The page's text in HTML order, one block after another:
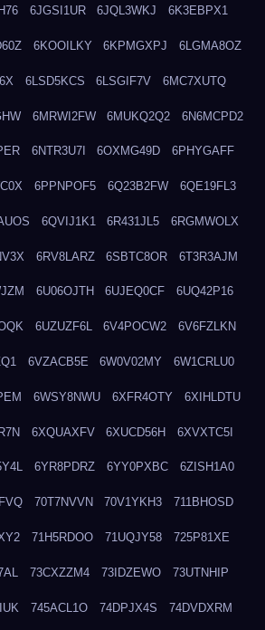
6JGSI1UR 6JQL3WKJ 6K3EBPX1
6KOOILKY 6KPMGXPJ 6LGMA8OZ
6LSD5KCS 6LSGIF7V 6MC7XUTQ
6MRWI2FW 6MUKQ2Q2 6N6MCPD2
6NTR3U7I 6OXMG49D 6PHYGAFF
6PPNPOF5 6Q23B2FW 6QE19FL3
6QVIJ1K1 6R431JL5 6RGMWOLX
6RV8LARZ 6SBTC8OR 6T3R3AJM
6U06OJTH 6UJEQ0CF 6UQ42P16
6UZUZF6L 6V4POCW2 6V6FZLKN
6VZACB5E 6W0V02MY 6W1CRLU0
6WSY8NWU 6XFR4OTY 6XIHLDTU
6XQUAXFV 6XUCD56H 6XVXTC5I
6YR8PDRZ 6YY0PXBC 6ZISH1A0
70T7NVVN 70V1YKH3 711BHOSD
71H5RDOO 71UQJY58 725P81XE
73CXZZM4 73IDZEWO 73UTNHIP
745ACL1O 74DPJX4S 74DVDXRM